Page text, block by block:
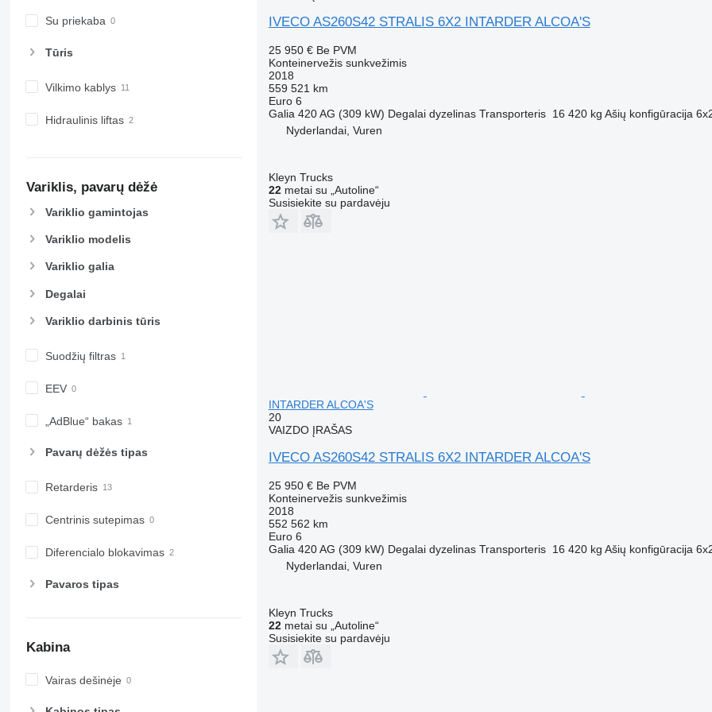
Su priekaba
Tūris
Vilkimo kablys
Hidraulinis liftas
Variklis, pavarų dėžė
Variklio gamintojas
Variklio modelis
Variklio galia
Degalai
Variklio darbinis tūris
Suodžių filtras
EEV
„AdBlue“ bakas
Pavarų dėžės tipas
Retarderis
Centrinis sutepimas
Diferencialo blokavimas
Pavaros tipas
Kabina
Vairas dešinėje
IVECO AS260S42 STRALIS 6X2 INTARDER ALCOA'S
25 950 € Be PVM
Konteinervežis sunkvežimis
2018
559 521 km
Euro 6
Galia 420 AG (309 kW) Degalai dyzelinas Transporteris 16 420 kg Ašių konfigūracija
Nyderlandai, Vuren
Kleyn Trucks
22metai su „Autoline“
Susisiekite su pardavėju
INTARDER ALCOA'S
20
VAIZDO ĮRAŠAS
IVECO AS260S42 STRALIS 6X2 INTARDER ALCOA'S
25 950 € Be PVM
Konteinervežis sunkvežimis
2018
552 562 km
Euro 6
Galia 420 AG (309 kW) Degalai dyzelinas Transporteris 16 420 kg Ašių konfigūracija
Nyderlandai, Vuren
Kleyn Trucks
22metai su „Autoline“
Susisiekite su pardavėju